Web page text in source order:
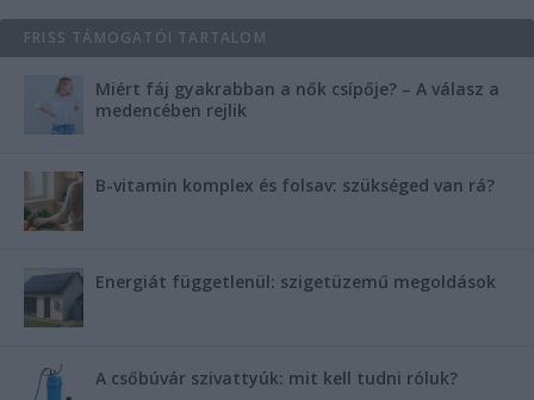
FRISS TÁMOGATÓI TARTALOM
Miért fáj gyakrabban a nők csípője? – A válasz a
medencében rejlik
B-vitamin komplex és folsav: szükséged van rá?
Energiát függetlenül: szigetüzemű megoldások
A csőbúvár szivattyúk: mit kell tudni róluk?